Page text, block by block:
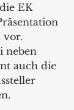
EK
vor.
neben
auch die